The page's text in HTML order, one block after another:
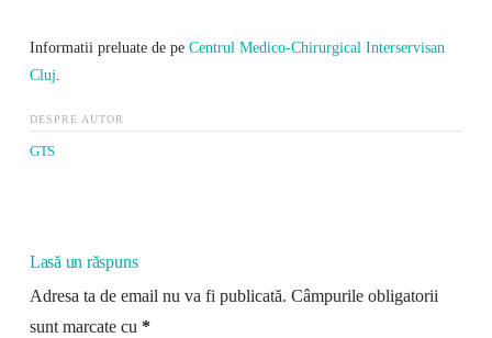
Informatii preluate de pe Centrul Medico-Chirurgical Interservisan
Cluj.
DESPRE AUTOR
GTS
Lasă un răspuns
Adresa ta de email nu va fi publicată. Câmpurile obligatorii
sunt marcate cu *